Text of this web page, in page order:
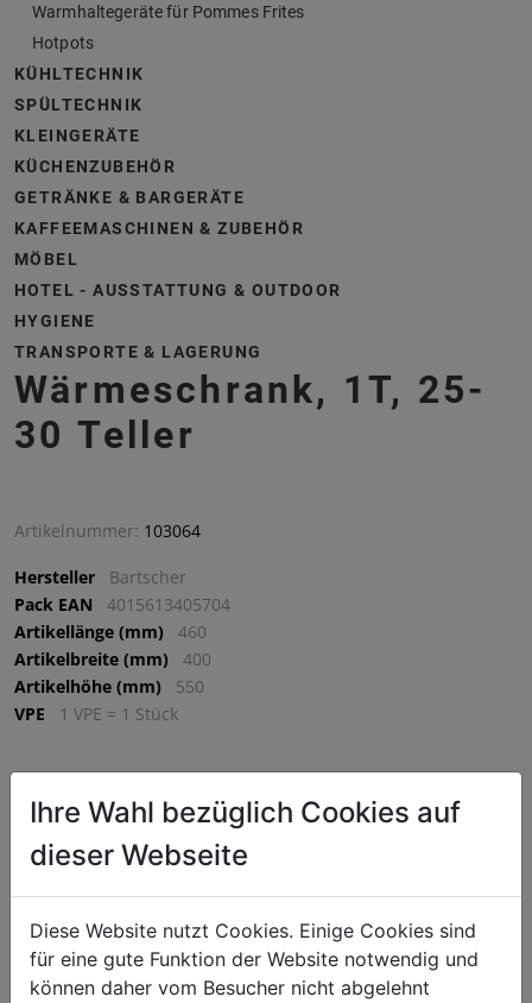
Warmhaltegeräte für Pommes Frites
Hotpots
KÜHLTECHNIK
SPÜLTECHNIK
KLEINGERÄTE
KÜCHENZUBEHÖR
GETRÄNKE & BARGERÄTE
KAFFEEMASCHINEN & ZUBEHÖR
MÖBEL
HOTEL - AUSSTATTUNG & OUTDOOR
HYGIENE
TRANSPORTE & LAGERUNG
Wärmeschrank, 1T, 25-
30 Teller
Artikelnummer: 103064
Hersteller
Bartscher
Pack EAN
4015613405704
Artikellänge (mm)
460
Artikelbreite (mm)
400
Artikelhöhe (mm)
550
VPE
1 VPE = 1 Stück
€ 288,75
exkl. MwSt. (€ 346,50 inkl. MwSt.) zzgl.
Lieferzeit: 5-7 Werktage
^
IN DEN WARENKORB
Ihre Wahl bezüglich Cookies auf
dieser Webseite
Diese Website nutzt Cookies. Einige Cookies sind
für eine gute Funktion der Website notwendig und
können daher vom Besucher nicht abgelehnt